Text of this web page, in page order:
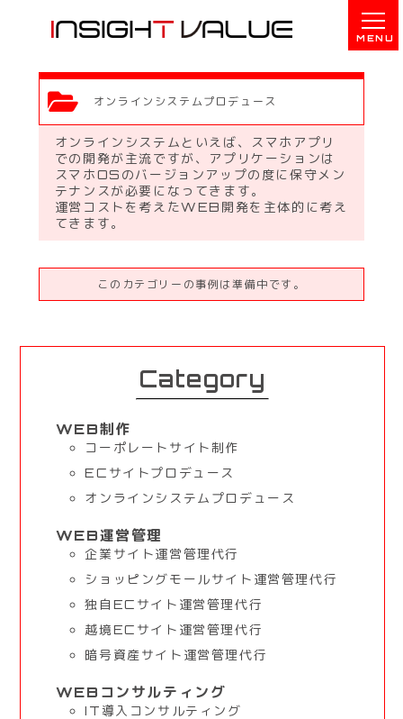
オンラインシステムプロデュース
オンラインシステムといえば、スマホアプリ
での開発が主流ですが、アプリケーションは
スマホOSのバージョンアップの度に保守メン
テナンスが必要になってきます。
運営コストを考えたWEB開発を主体的に考え
てきます。
このカテゴリーの事例は準備中です。
Category
WEB制作
コーポレートサイト制作
ECサイトプロデュース
オンラインシステムプロデュース
WEB運営管理
企業サイト運営管理代行
ショッピングモールサイト運営管理代行
独自ECサイト運営管理代行
越境ECサイト運営管理代行
暗号資産サイト運営管理代行
WEBコンサルティング
IT導入コンサルティング